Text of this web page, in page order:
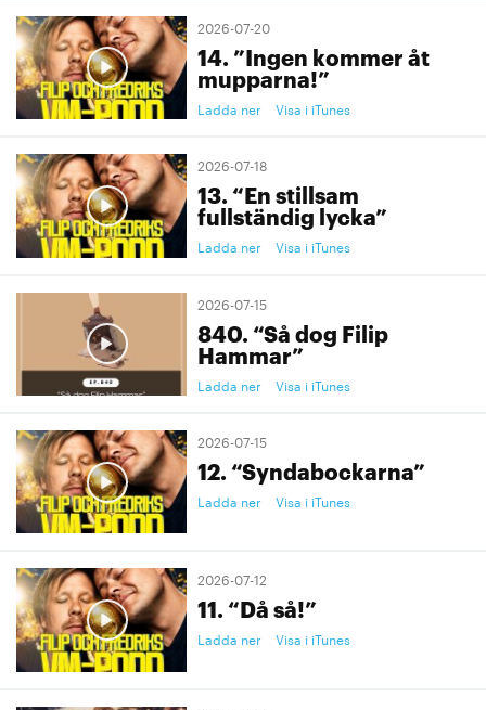
2026-07-20
14. ”Ingen kommer åt
mupparna!”
Ladda ner Visa i iTunes
2026-07-18
13. “En stillsam
fullständig lycka”
Ladda ner Visa i iTunes
2026-07-15
840. “Så dog Filip
Hammar”
Ladda ner Visa i iTunes
2026-07-15
12. “Syndabockarna”
Ladda ner Visa i iTunes
2026-07-12
11. “Då så!”
Ladda ner Visa i iTunes